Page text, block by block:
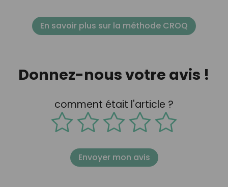
En savoir plus sur la méthode CROQ
Donnez-nous votre avis !
comment était l'article ?
Envoyer mon avis